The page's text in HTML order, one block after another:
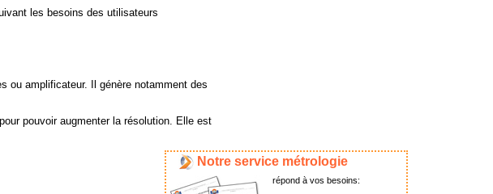
les besoins des utilisateurs
ou amplificateur. Il génère notamment des
pouvoir augmenter la résolution. Elle est
Notre service métrologie
répond à vos besoins: